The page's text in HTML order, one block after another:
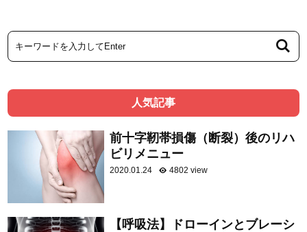
人気記事
前十字靭帯損傷（断裂）後のリハ
ビリメニュー
2020.01.24 4802 view
【呼吸法】ドローインとブレーシ